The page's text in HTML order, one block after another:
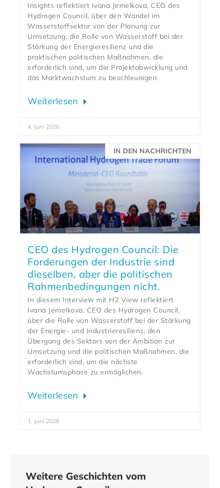
Insights reflektiert Ivana Jemelkova, CEO des
Hydrogen Council, über den Wandel im
Wasserstoffsektor von der Planung zur
Umsetzung, die Rolle von Wasserstoff bei der
Stärkung der Energieresilienz und die
praktischen politischen Maßnahmen, die
erforderlich sind, um die Projektabwicklung und
das Marktwachstum zu beschleunigen.
Weiterlesen
4. Juni 2026
IN DEN NACHRICHTEN
CEO des Hydrogen Council: Die
Forderungen der Industrie sind
dieselben, aber die politischen
Rahmenbedingungen nicht.
In diesem Interview mit H2 View reflektiert
Ivana Jemelkova, CEO des Hydrogen Council,
über die Rolle von Wasserstoff bei der Stärkung
der Energie- und Industrieresilienz, den
Übergang des Sektors von der Ambition zur
Umsetzung und die politischen Maßnahmen, die
erforderlich sind, um die nächste
Wachstumsphase zu ermöglichen.
Weiterlesen
1. Juni 2026
Weitere Geschichten vom